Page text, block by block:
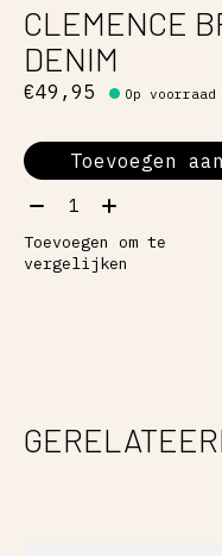
CLEMENCE
DENIM
€49,95 Op voorraad
Toevoegen
Aantal:
Toevoegen om te
vergelijken